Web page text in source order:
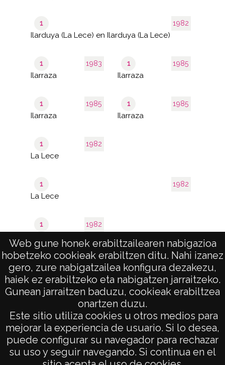
Web gune honek erabiltzailearen nabigazioa
hobetzeko cookieak erabiltzen ditu. Nahi izanez
gero, zure nabigatzailea konfigura dezakezu,
haiek ez erabiltzeko eta nabigatzen jarraitzeko.
Gunean jarraitzen baduzu, cookieak erabiltzea
onartzen duzu.
Este sitio utiliza cookies u otros medios para
mejorar la experiencia de usuario. Si lo desea,
puede configurar su navegador para rechazar
su uso y seguir navegando. Si continua en el
1982
1
Ilarduya (La Lece) en Ilarduya (La Lece)
1983
1
Ilarraza
1985
1
Ilarraza
1985
1
Ilarraza
1985
1
Ilarraza
1982
1
La Lece
1982
1
La Lece
1982
1
de 2
páginas
1–40 de 51
results
AVISO LEGAL
POLÍTICA DE PRIVACIDAD
ACCESIBILIDAD
ATENCIÓN CIUDADANA